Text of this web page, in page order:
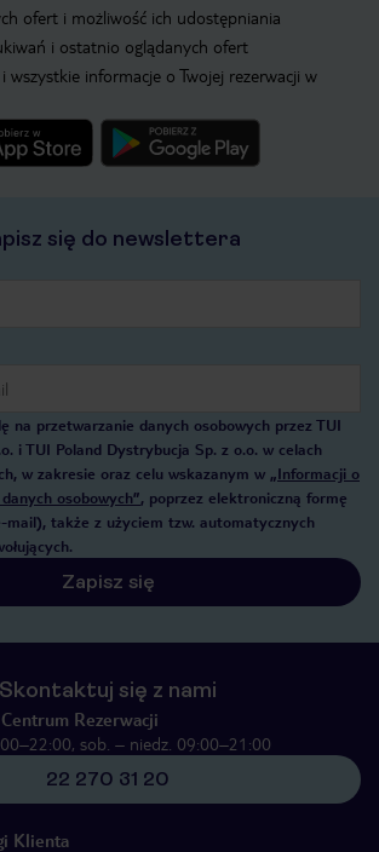
ofert i możliwość ich udostępniania
i ostatnio oglądanych ofert
wszystkie informacje o Twojej rezerwacji w
się do newslettera
na przetwarzanie danych osobowych przez TUI
i TUI Poland Dystrybucja Sp. z o.o. w celach
w zakresie oraz celu wskazanym w „Informacji o
osobowych”, poprzez elektroniczną formę
mail), także z użyciem tzw. automatycznych
Zapisz się
Skontaktuj się z nami
Rezerwacji
sob. – niedz. 09:00–21:00
22 270 31 20
Klienta